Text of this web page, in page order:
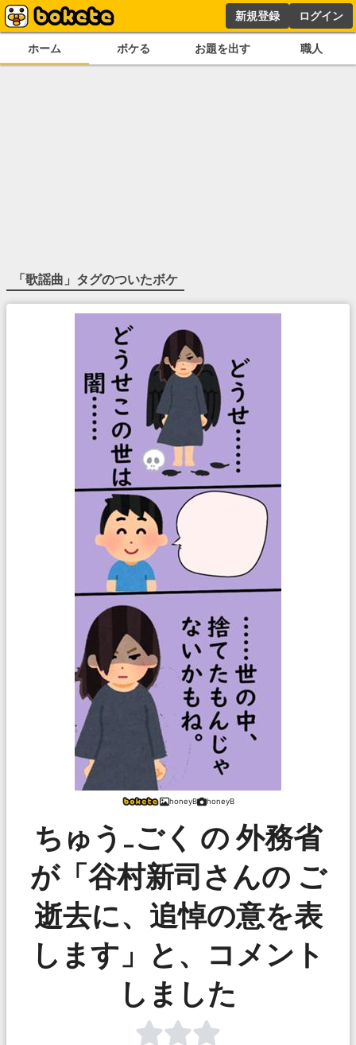
新規登録 ログイン
ホーム ボケる お題を出す 職人
「歌謡曲 」タグのついたボケ
honeyB honeyB
ちゅう₋ごく の 外務省
が「谷村新司さんの ご
逝去に、追悼の意を表
します」と、コメント
しました